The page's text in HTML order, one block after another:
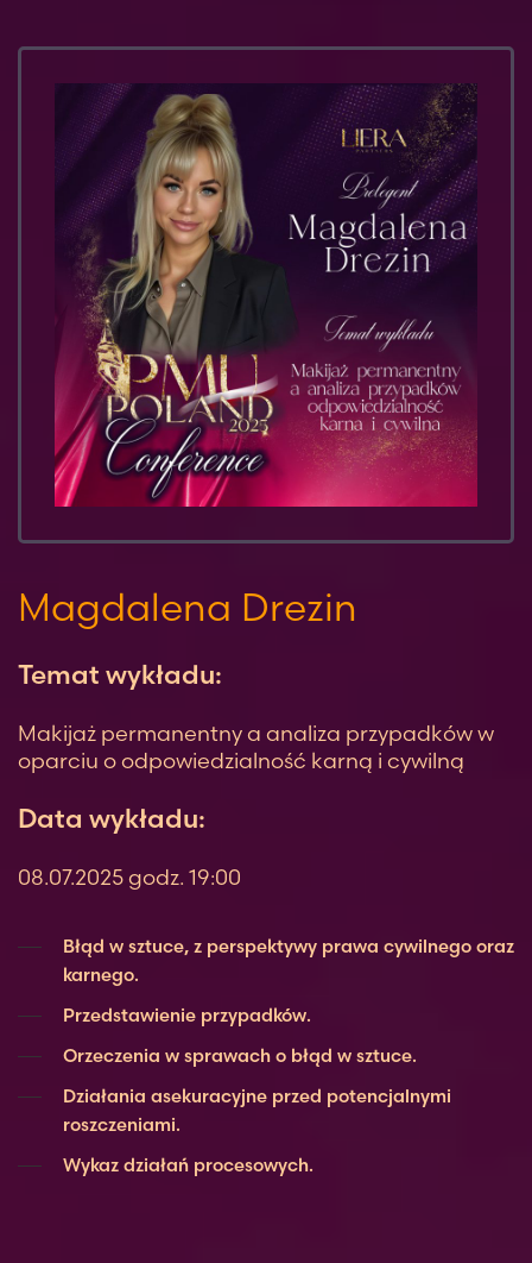
Magdalena Drezin
Temat wykładu:
Makijaż permanentny a analiza przypadków w
oparciu o odpowiedzialność karną i cywilną
Data wykładu:
08.07.2025 godz. 19:00
Błąd w sztuce, z perspektywy prawa cywilnego oraz
karnego.
Przedstawienie przypadków.
Orzeczenia w sprawach o błąd w sztuce.
Działania asekuracyjne przed potencjalnymi
roszczeniami.
Wykaz działań procesowych.